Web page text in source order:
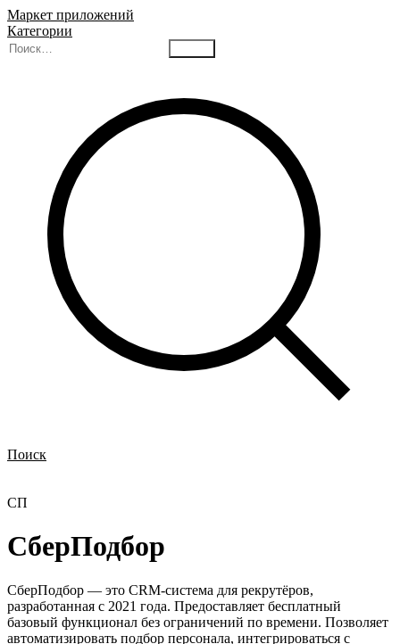
Маркет приложений
Категории
Поиск
СП
СберПодбор
СберПодбор — это CRM-система для рекрутёров,
разработанная с 2021 года. Предоставляет бесплатный
базовый функционал без ограничений по времени. Позволяет
автоматизировать подбор персонала, интегрироваться с